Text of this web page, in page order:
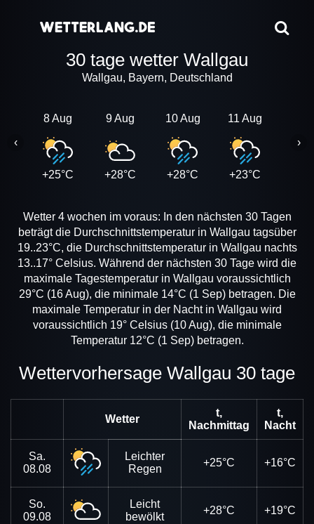
30 tage wetter Wallgau
Wallgau, Bayern, Deutschland
8 Aug
+25°C
9 Aug
+28°C
10 Aug
+28°C
11 Aug
+23°C
‹ ›
Wetter 4 wochen im voraus: In den nächsten 30 Tagen
beträgt die Durchschnittstemperatur in Wallgau tagsüber
19..23°C, die Durchschnittstemperatur in Wallgau nachts
13..17° Celsius. Während der nächsten 30 Tage wird die
maximale Tagestemperatur in Wallgau voraussichtlich
29°C (16 Aug), die minimale 14°C (1 Sep) betragen. Die
maximale Temperatur in der Nacht in Wallgau wird
voraussichtlich 19° Celsius (10 Aug), die minimale
Temperatur 12°C (1 Sep) betragen.
Wettervorhersage Wallgau 30 tage
Wetter
t,
Nachmittag
t,
Nacht
Sa.
08.08
Leichter
Regen
+25°C +16°C
So.
09.08
Leicht
bewölkt
+28°C +19°C